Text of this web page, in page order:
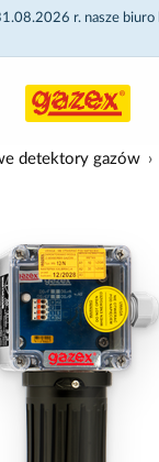
r. nasze biuro
detektory gazów